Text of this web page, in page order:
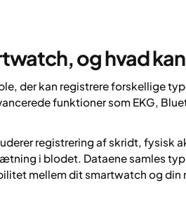
og hvad
der kan registrere forskellige
funktioner som EKG,
registrering af skridt, fysisk
i blodet. Dataene samles
mellem dit smartwatch og